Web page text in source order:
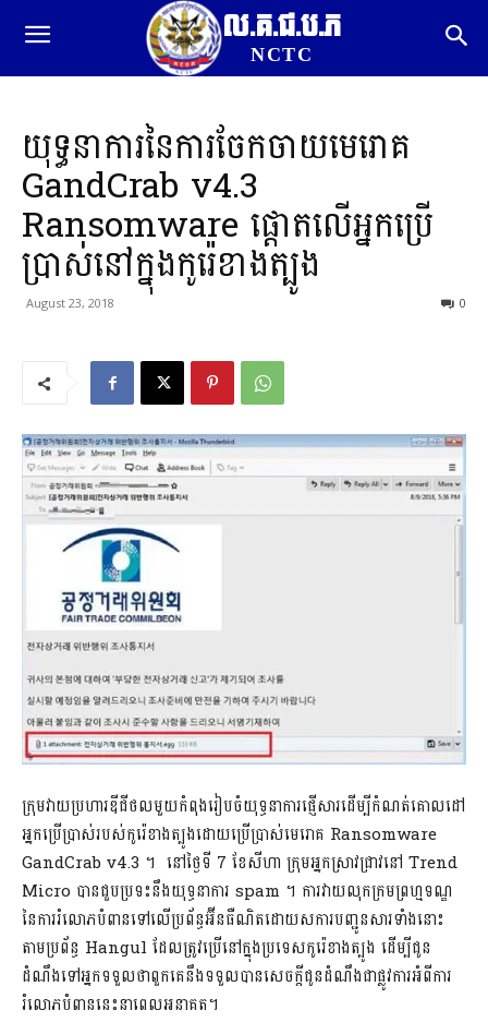
ល.គ.ជ.ប.ភ
NCTC
យុទ្ធនាការនៃការចែកចាយមេរោគ
GandCrab v4.3
Ransomware ផ្តោតលើអ្នកប្រើ
ប្រាស់នៅក្នុងកូរ៉េខាងត្បូង
August 23, 2018 0
ក្រុមវាយប្រហារឌីជីថលមួយកំពុងរៀបចំយុទ្ធនាការផ្ញើសារដើម្បីកំណត់គោលដៅ
អ្នកប្រើប្រាស់របស់កូរ៉េខាងត្បូងដោយប្រើប្រាស់មេរោគ Ransomware
GandCrab v4.3 ។ នៅថ្ងៃទី 7 ខែសីហា ក្រុមអ្នកស្រាវជ្រាវនៅ Trend
Micro បានជួបប្រទះនឹងយុទ្ធនាការ spam ។ ការវាយលុកក្រមព្រហ្មទណ្ឌ
នៃការរំលោភបំពានទៅលើប្រព័ន្ធអ៊ីនធឺណិតដោយសការបញ្ជូនសារទាំងនោះ
តាមប្រព័ន្ធ Hangul ដែលត្រូវប្រើនៅក្នុងប្រទេសកូរ៉េខាងត្បូង ដើម្បីជូន
ដំណឹងទៅអ្នកទទួលថាពួកគេនឹងទទួលបានសេចក្តីជូនដំណឹងជាផ្លូវការអំពីការ
រំលោភបំពាននេះនាពេលអនាគត។